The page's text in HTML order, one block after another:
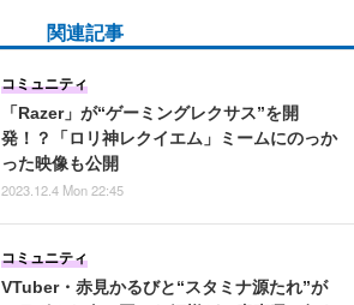
関連記事
「Razer」が“ゲーミングレクサス”を開
発！？「ロリ神レクイエム」ミームにのっか
った映像も公開
コミュニティ
2023.12.4 Mon 22:45
VTuber・赤見かるびと“スタミナ源たれ”が
コミュニティ